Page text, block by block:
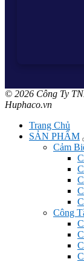
© 2026 Công Ty
Huphaco.vn
Trang Chủ
SẢN PHẨM
Cảm
Công